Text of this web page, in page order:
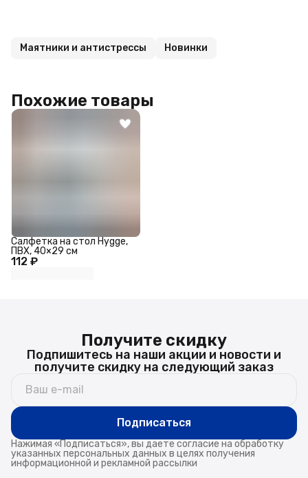
Маятники и антистрессы Новинки
Похожие товары
112 ₽
Салфетка на стол Hygge,
ПВХ, 40×29 см
Получите скидку
Подпишитесь на наши акции и новости и
получите скидку на следующий заказ
Подписаться
Нажимая «Подписаться», вы даете согласие на обработку
указанных персональных данных в целях получения
информационной и рекламной рассылки